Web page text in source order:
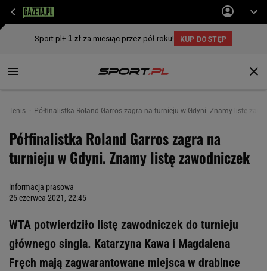
Tenis Półfinalistka Roland Garros zagra na turnieju w Gdyni. Znamy listę
Półfinalistka Roland Garros zagra na
turnieju w Gdyni. Znamy listę zawodniczek
informacja prasowa
25 czerwca 2021, 22:45
WTA potwierdziło listę zawodniczek do turnieju
głównego singla. Katarzyna Kawa i Magdalena
Fręch mają zagwarantowane miejsca w drabince